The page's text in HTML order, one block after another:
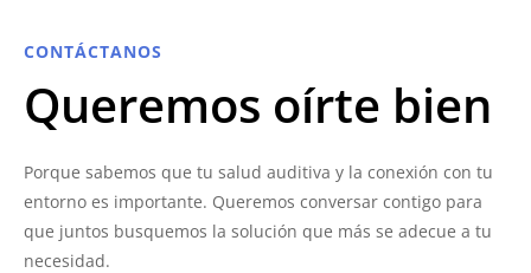
CONTÁCTANOS
Queremos oírte bien
Porque sabemos que tu salud auditiva y la conexión con tu
entorno es importante. Queremos conversar contigo para
que juntos busquemos la solución que más se adecue a tu
necesidad.